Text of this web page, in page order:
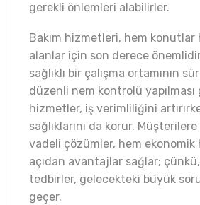
gerekli önlemleri alabilirler.
Bakım hizmetleri, hem
alanlar için son derece
sağlıklı bir çalışma ortamının
düzenli nem kontrolü
hizmetler, iş verimliliğini
sağlıklarını da korur.
vadeli çözümler, hem ekonomik
açıdan avantajlar sağlar;
tedbirler, gelecekteki büyük
geçer.